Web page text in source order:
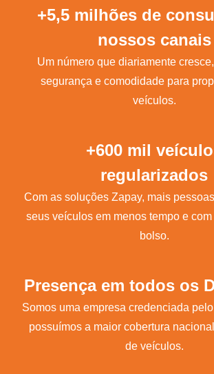
+5,5 milhões de
nossos canais
Um número que diariamente
segurança e comodidade para
veículos.
+600 mil
regularizados
Com as soluções Zapay, mais
seus veículos em menos tempo e
bolso.
Presença em todos os
Somos uma empresa credenciada
possuímos a maior cobertura
de veículos.